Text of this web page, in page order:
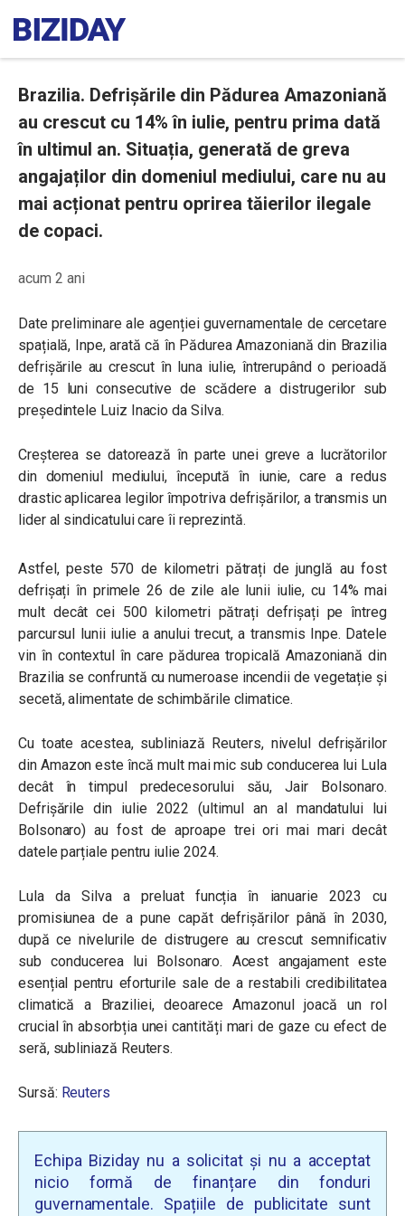
Brazilia. Defrișările din Pădurea Amazoniană
au crescut cu 14% în iulie, pentru prima dată
în ultimul an. Situația, generată de greva
angajaților din domeniul mediului, care nu au
mai acționat pentru oprirea tăierilor ilegale
de copaci.
acum 2 ani
Date preliminare ale agenției guvernamentale de cercetare
spațială, Inpe, arată că în Pădurea Amazoniană din Brazilia
defrișările au crescut în luna iulie, întrerupând o perioadă
de 15 luni consecutive de scădere a distrugerilor sub
președintele Luiz Inacio da Silva.
Creșterea se datorează în parte unei greve a lucrătorilor
din domeniul mediului, începută în iunie, care a redus
drastic aplicarea legilor împotriva defrișărilor, a transmis un
lider al sindicatului care îi reprezintă.
Astfel, peste 570 de kilometri pătrați de junglă au fost
defrișați în primele 26 de zile ale lunii iulie, cu 14% mai
mult decât cei 500 kilometri pătrați defrișați pe întreg
parcursul lunii iulie a anului trecut, a transmis Inpe. Datele
vin în contextul în care pădurea tropicală Amazoniană din
Brazilia se confruntă cu numeroase incendii de vegetație și
secetă, alimentate de schimbările climatice.
Cu toate acestea, subliniază Reuters, nivelul defrișărilor
din Amazon este încă mult mai mic sub conducerea lui Lula
decât în timpul predecesorului său, Jair Bolsonaro.
Defrișările din iulie 2022 (ultimul an al mandatului lui
Bolsonaro) au fost de aproape trei ori mai mari decât
datele parțiale pentru iulie 2024.
Lula da Silva a preluat funcția în ianuarie 2023 cu
promisiunea de a pune capăt defrișărilor până în 2030,
după ce nivelurile de distrugere au crescut semnificativ
sub conducerea lui Bolsonaro. Acest angajament este
esențial pentru eforturile sale de a restabili credibilitatea
climatică a Braziliei, deoarece Amazonul joacă un rol
crucial în absorbția unei cantități mari de gaze cu efect de
seră, subliniază Reuters.
Sursă: Reuters
Echipa Biziday nu a solicitat și nu a acceptat
nicio formă de finanțare din fonduri
guvernamentale. Spațiile de publicitate sunt